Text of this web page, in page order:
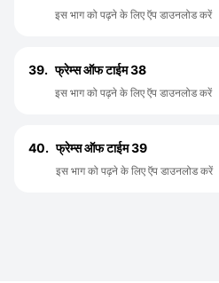
इस भाग को पढ़ने के लिए ऍप डाउनलोड करें
39. फ्रेम्स ऑफ टाईम 38
इस भाग को पढ़ने के लिए ऍप डाउनलोड करें
40. फ्रेम्स ऑफ टाईम 39
इस भाग को पढ़ने के लिए ऍप डाउनलोड करें